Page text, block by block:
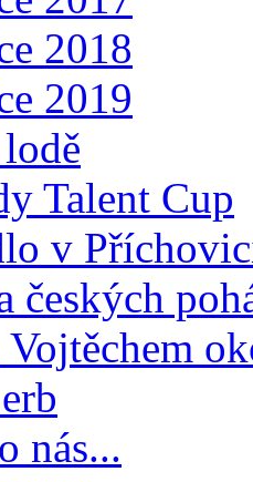
2018
2019
Talent Cup
v
českých
Vojtěchem
nás...